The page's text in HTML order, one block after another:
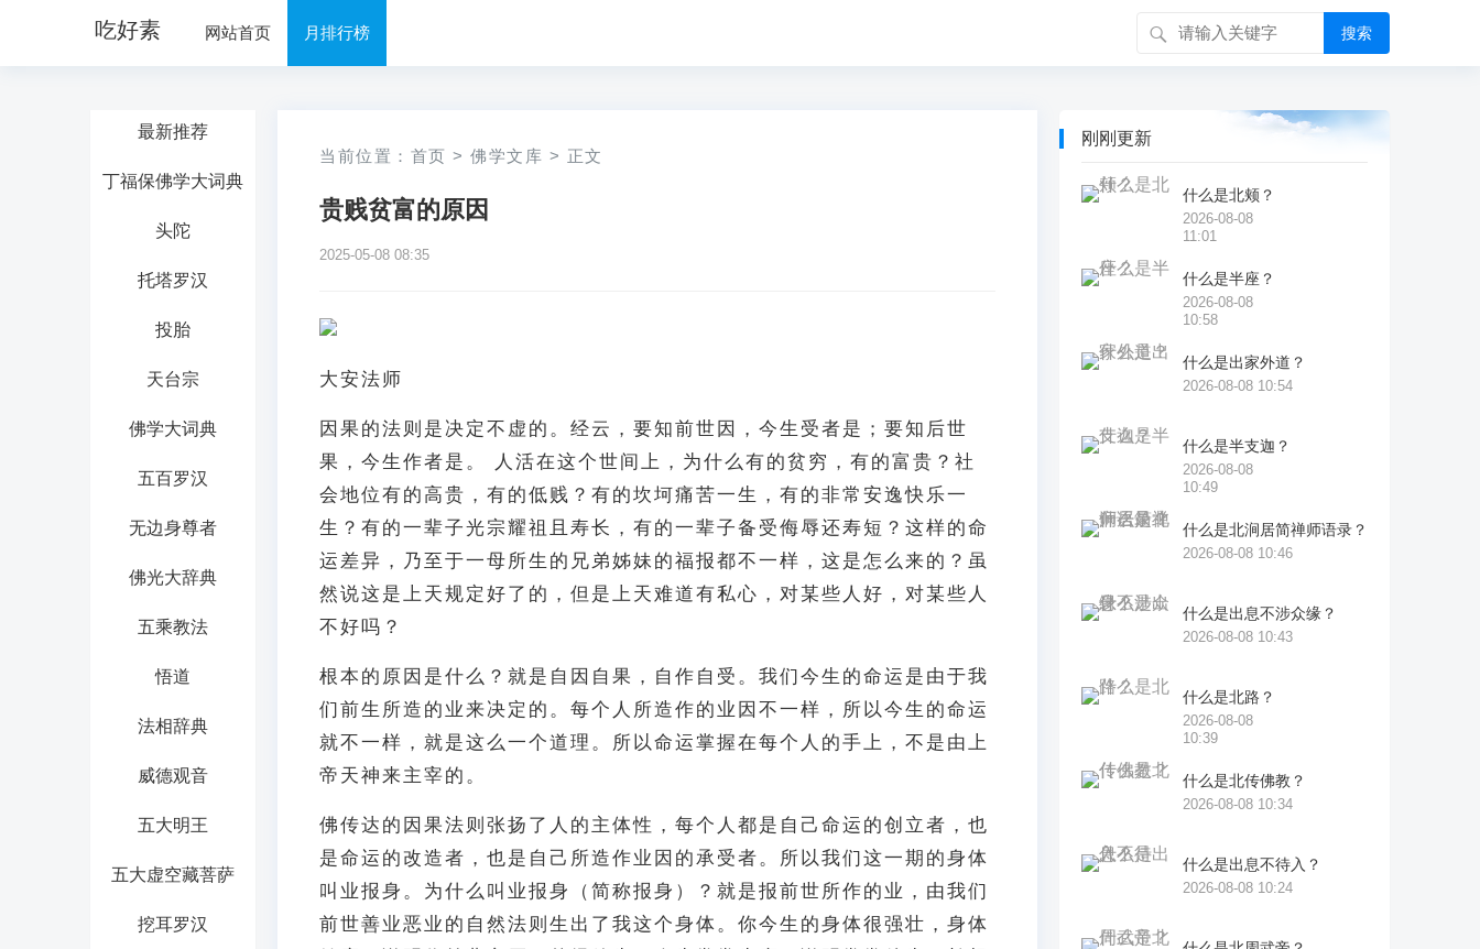
吃好素 网站首页 月排行榜 搜索
最新推荐
丁福保佛学大词典
头陀
托塔罗汉
投胎
天台宗
佛学大词典
五百罗汉
无边身尊者
佛光大辞典
五乘教法
悟道
法相辞典
威德观音
五大明王
五大虚空藏菩萨
挖耳罗汉
当前位置： 首页 > 佛学文库 > 正文
贵贱贫富的原因
2025-05-08 08:35
大安法师
因果的法则是决定不虚的。经云，要知前世因，今生受者是；要知后世
果，今生作者是。 人活在这个世间上，为什么有的贫穷，有的富贵？社
会地位有的高贵，有的低贱？有的坎坷痛苦一生，有的非常安逸快乐一
生？有的一辈子光宗耀祖且寿长，有的一辈子备受侮辱还寿短？这样的命
运差异，乃至于一母所生的兄弟姊妹的福报都不一样，这是怎么来的？虽
然说这是上天规定好了的，但是上天难道有私心，对某些人好，对某些人
不好吗？
根本的原因是什么？就是自因自果，自作自受。我们今生的命运是由于我
们前生所造的业来决定的。每个人所造作的业因不一样，所以今生的命运
就不一样，就是这么一个道理。所以命运掌握在每个人的手上，不是由上
帝天神来主宰的。
佛传达的因果法则张扬了人的主体性，每个人都是自己命运的创立者，也
是命运的改造者，也是自己所造作业因的承受者。所以我们这一期的身体
叫业报身。为什么叫业报身（简称报身）？就是报前世所作的业，由我们
前世善业恶业的自然法则生出了我这个身体。你今生的身体很强壮，身体
刚刚更新
什么是北颊？
2026-08-08
11:01
什么是半座？
2026-08-08
10:58
什么是出家外道？
2026-08-08 10:54
什么是半支迦？
2026-08-08
10:49
什么是北涧居简禅师语录？
2026-08-08 10:46
什么是出息不涉众缘？
2026-08-08 10:43
什么是北路？
2026-08-08
10:39
什么是北传佛教？
2026-08-08 10:34
什么是出息不待入？
2026-08-08 10:24